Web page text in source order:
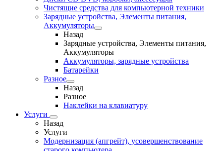
Чистящие средства для компьютерной техники
Зарядные устройства, Элементы питания,
Аккумуляторы
Назад
Зарядные устройства, Элементы питания,
Аккумуляторы
Аккумуляторы, зарядные устройства
Батарейки
Разное
Назад
Разное
Наклейки на клавиатуру
Услуги
Назад
Услуги
Модернизация (апгрейт), усовершенствование